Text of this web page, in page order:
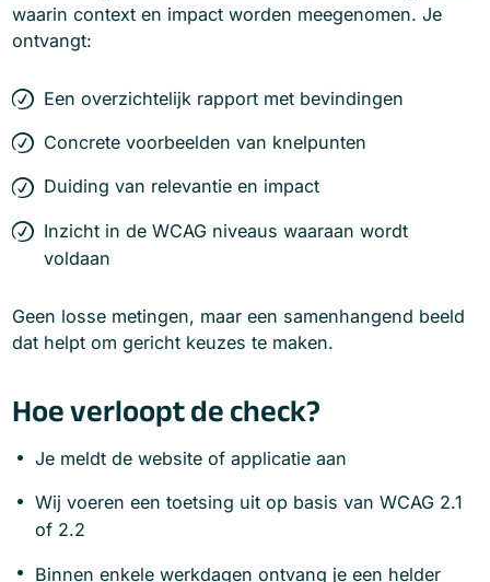
waarin context en impact worden meegenomen. Je
ontvangt:
Een overzichtelijk rapport met bevindingen
Concrete voorbeelden van knelpunten
Duiding van relevantie en impact
Inzicht in de WCAG niveaus waaraan wordt
voldaan
Geen losse metingen, maar een samenhangend beeld
dat helpt om gericht keuzes te maken.
Hoe verloopt de check?
Je meldt de website of applicatie aan
Wij voeren een toetsing uit op basis van WCAG 2.1
of 2.2
Binnen enkele werkdagen ontvang je een helder